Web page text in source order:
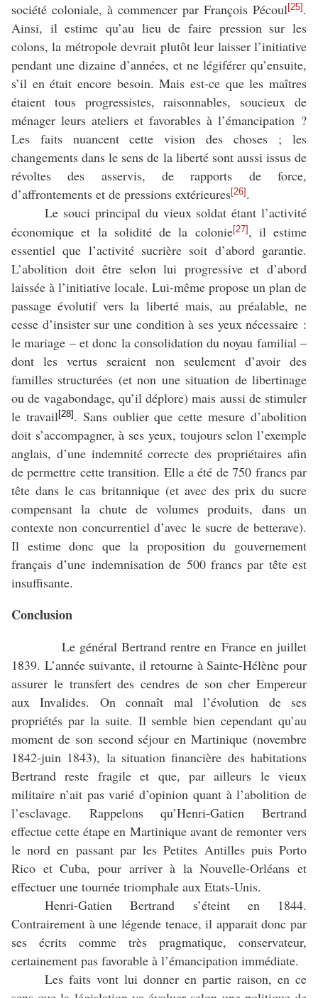
société coloniale, à commencer par François Pécoul[25].
Ainsi, il estime qu’au lieu de faire pression sur les
colons, la métropole devrait plutôt leur laisser l’initiative
pendant une dizaine d’années, et ne légiférer qu’ensuite,
s’il en était encore besoin. Mais est-ce que les maîtres
étaient tous progressistes, raisonnables, soucieux de
ménager leurs ateliers et favorables à l’émancipation ?
Les faits nuancent cette vision des choses ; les
changements dans le sens de la liberté sont aussi issus de
révoltes des asservis, de rapports de force,
d’affrontements et de pressions extérieures[26] .
Le souci principal du vieux soldat étant l’activité
économique et la solidité de la colonie[27], il estime
essentiel que l’activité sucrière soit d’abord garantie.
L’abolition doit être selon lui progressive et d’abord
laissée à l’initiative locale. Lui-même propose un plan de
passage évolutif vers la liberté mais, au préalable, ne
cesse d’insister sur une condition à ses yeux nécessaire :
le mariage – et donc la consolidation du noyau familial –
dont les vertus seraient non seulement d’avoir des
familles structurées (et non une situation de libertinage
ou de vagabondage, qu’il déplore) mais aussi de stimuler
le travail[28]. Sans oublier que cette mesure d’abolition
doit s’accompagner, à ses yeux, toujours selon l’exemple
anglais, d’une indemnité correcte des propriétaires afin
de permettre cette transition. Elle a été de 750 francs par
tête dans le cas britannique (et avec des prix du sucre
compensant la chute de volumes produits, dans un
contexte non concurrentiel d’avec le sucre de betterave).
Il estime donc que la proposition du gouvernement
français d’une indemnisation de 500 francs par tête est
insuffisante.
Conclusion
Le général Bertrand rentre en France en juillet
1839. L’année suivante, il retourne à Sainte-Hélène pour
assurer le transfert des cendres de son cher Empereur
aux Invalides. On connaît mal l’évolution de ses
propriétés par la suite. Il semble bien cependant qu’au
moment de son second séjour en Martinique (novembre
1842-juin 1843), la situation financière des habitations
Bertrand reste fragile et que, par ailleurs le vieux
militaire n’ait pas varié d’opinion quant à l’abolition de
l’esclavage. Rappelons qu’Henri-Gatien Bertrand
effectue cette étape en Martinique avant de remonter vers
le nord en passant par les Petites Antilles puis Porto
Rico et Cuba, pour arriver à la Nouvelle-Orléans et
effectuer une tournée triomphale aux Etats-Unis.
Henri-Gatien Bertrand s’éteint en 1844.
Contrairement à une légende tenace, il apparait donc par
ses écrits comme très pragmatique, conservateur,
certainement pas favorable à l’émancipation immédiate.
Les faits vont lui donner en partie raison, en ce